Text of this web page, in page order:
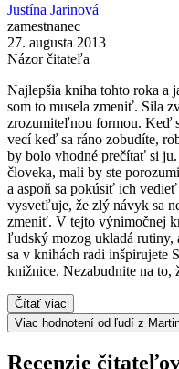
Justína Jarinová
zamestnanec
27. augusta 2013
Názor čitateľa
Najlepšia kniha tohto roka a
som to musela zmeniť. Sila
zrozumiteľnou formou. Keď
vecí keď sa ráno zobudíte,
by bolo vhodné prečítať si
človeka, mali by ste
a aspoň sa pokúsiť ich
vysvetľuje, že zlý návyk sa
zmeniť. V tejto výnimočnej
ľudský mozog ukladá rutiny,
sa v knihách radi inšpirujete
knižnice. Nezabudnite na to,
Čítať viac
Viac hodnotení od ľudí z
Recenzie